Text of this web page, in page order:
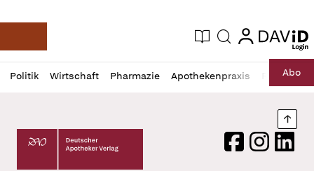
Deutsche Apotheker Zeitung
Aktuelle Ausgabe
Suche login
login
Politik Wirtschaft Pharmazie Apothekenpraxis RechtAbo
Profil
öffnen
Daz
Pur
Deutscher Apotheker Verlag Logo
FacebookInstagram